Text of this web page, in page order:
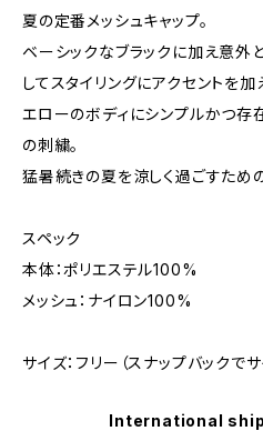
夏の定番メッシュキャップ。
ベーシックなブラックに加え意外
してスタイリングにアクセントを加
エローのボディにシンプルかつ存
の刺繍。
猛暑続きの夏を涼しく過ごすため
スペック
本体：ポリエステル100%
メッシュ：ナイロン100%
サイズ：フリー（スナップバックで
International